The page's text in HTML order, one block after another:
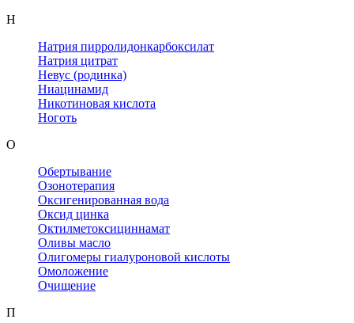
Н
Натрия пирролидонкарбоксилат
Натрия цитрат
Невус (родинка)
Ниацинамид
Никотиновая кислота
Ноготь
О
Обертывание
Озонотерапия
Оксигенированная вода
Оксид цинка
Октилметоксициннамат
Оливы масло
Олигомеры гиалуроновой кислоты
Омоложение
Очищение
П